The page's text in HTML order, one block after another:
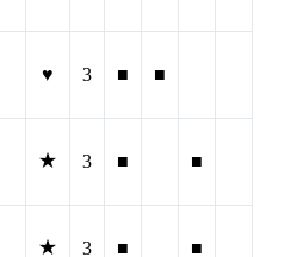
♥ 3 ■ ■
★ 3 ■ ■
★ 3 ■ ■